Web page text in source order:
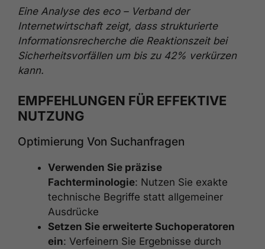
Eine Analyse des eco – Verband der
Internetwirtschaft zeigt, dass strukturierte
Informationsrecherche die Reaktionszeit bei
Sicherheitsvorfällen um bis zu 42% verkürzen
kann.
EMPFEHLUNGEN FÜR EFFEKTIVE
NUTZUNG
Optimierung Von Suchanfragen
Verwenden Sie präzise
Fachterminologie: Nutzen Sie exakte
technische Begriffe statt allgemeiner
Ausdrücke
Setzen Sie erweiterte Suchoperatoren
ein: Verfeinern Sie Ergebnisse durch